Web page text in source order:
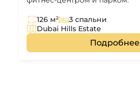
126 м²
3 спальни
Dubai Hills Estate
Подробнее